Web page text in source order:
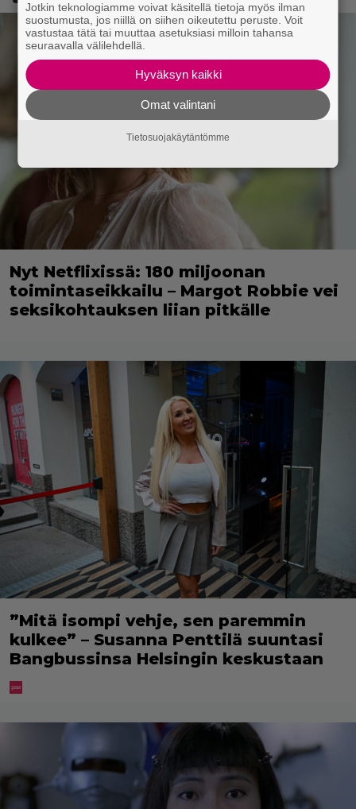
Nyt Netflixissä: 180 miljoonan
toimintaseikkailu – Margot Robbie vei
seksikohtauksen liian pitkälle
”Mitä isompi vehje, sen paremmin
kulkee” – Susanna Penttilä suuntasi
Bangbussinsa Helsingin keskustaan
Jotkin teknologiamme voivat käsitellä tietoja myös ilman
suostumusta, jos niillä on siihen oikeutettu peruste. Voit
vastustaa tätä tai muuttaa asetuksiasi milloin tahansa
seuraavalla välilehdellä.
Hyväksyn kaikki
Omat valintani
Tietosuojakäytäntömme